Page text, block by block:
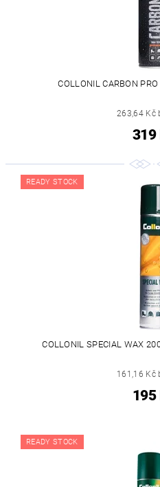
COLLONIL CARBON
263,64 Kč
319
READY STOCK
COLLONIL SPECIAL WAX
161,16 Kč
195
READY STOCK